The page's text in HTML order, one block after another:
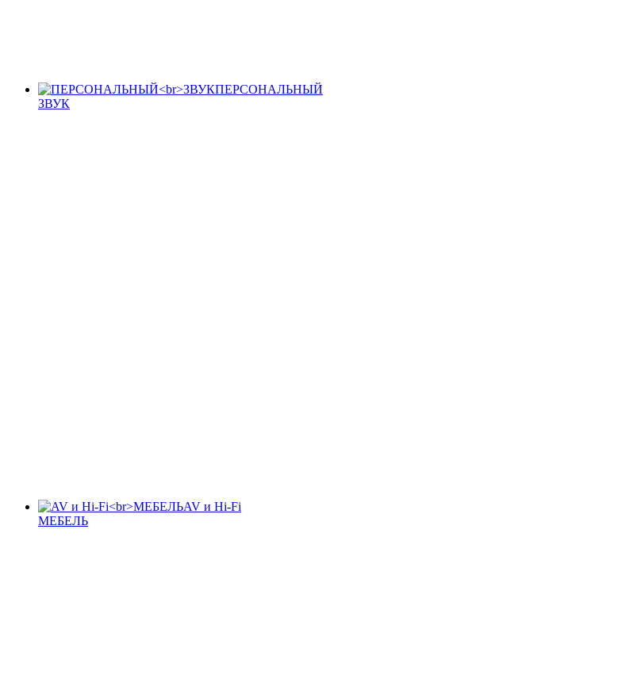
ПЕРСОНАЛЬНЫЙ
ЗВУК
AV и Hi-Fi
МЕБЕЛЬ